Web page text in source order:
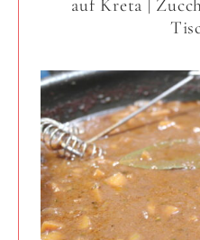
auf Kreta |